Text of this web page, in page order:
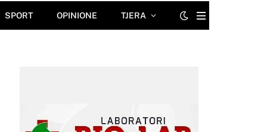
SPORT OPINIONE TJERA